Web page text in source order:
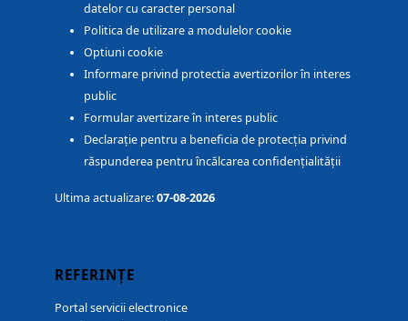
datelor cu caracter personal
Politica de utilizare a modulelor cookie
Optiuni cookie
Informare privind protectia avertizorilor în interes
public
Formular avertizare în interes public
Declarație pentru a beneficia de protecția privind
răspunderea pentru încălcarea confidențialității
Ultima actualizare:07-08-2026
REFERINȚE
Portal servicii electronice